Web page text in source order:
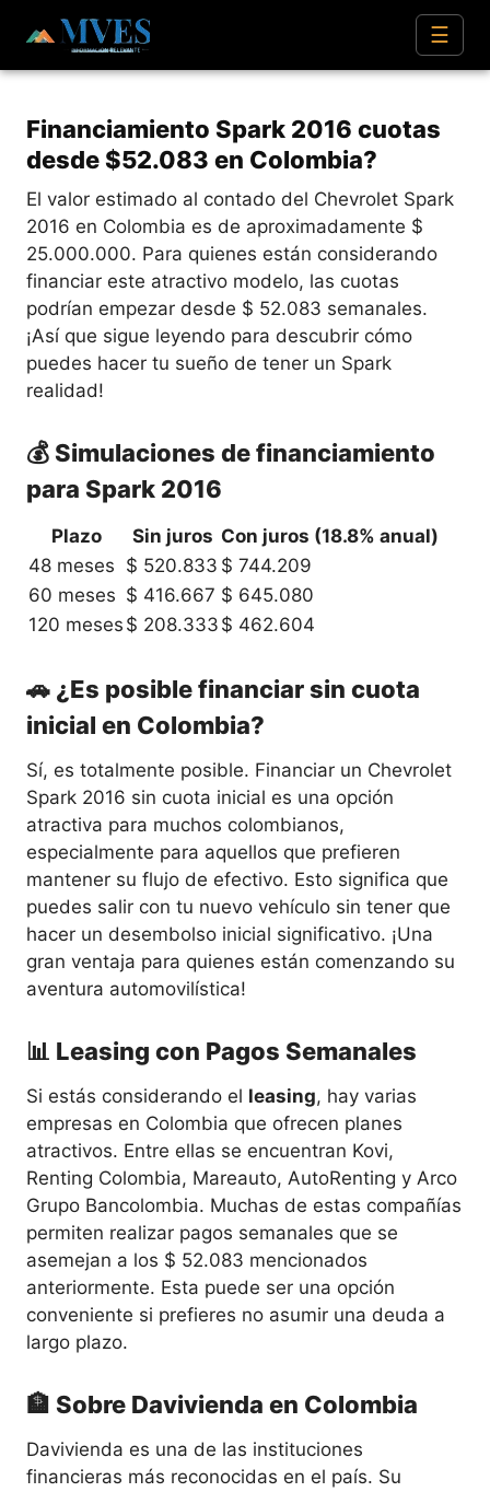
☰
Financiamiento Spark 2016 cuotas
desde $52.083 en Colombia?
El valor estimado al contado del Chevrolet Spark
2016 en Colombia es de aproximadamente $
25.000.000. Para quienes están considerando
financiar este atractivo modelo, las cuotas
podrían empezar desde $ 52.083 semanales.
¡Así que sigue leyendo para descubrir cómo
puedes hacer tu sueño de tener un Spark
realidad!
💰 Simulaciones de financiamiento
para Spark 2016
Plazo Sin juros Con juros (18.8% anual)
48 meses $ 520.833 $ 744.209
60 meses $ 416.667 $ 645.080
120 meses $ 208.333 $ 462.604
🚗 ¿Es posible financiar sin cuota
inicial en Colombia?
Sí, es totalmente posible. Financiar un Chevrolet
Spark 2016 sin cuota inicial es una opción
atractiva para muchos colombianos,
especialmente para aquellos que prefieren
mantener su flujo de efectivo. Esto significa que
puedes salir con tu nuevo vehículo sin tener que
hacer un desembolso inicial significativo. ¡Una
gran ventaja para quienes están comenzando su
aventura automovilística!
📊 Leasing con Pagos Semanales
Si estás considerando el leasing, hay varias
empresas en Colombia que ofrecen planes
atractivos. Entre ellas se encuentran Kovi,
Renting Colombia, Mareauto, AutoRenting y Arco
Grupo Bancolombia. Muchas de estas compañías
permiten realizar pagos semanales que se
asemejan a los $ 52.083 mencionados
anteriormente. Esta puede ser una opción
conveniente si prefieres no asumir una deuda a
largo plazo.
🏦 Sobre Davivienda en Colombia
Davivienda es una de las instituciones
financieras más reconocidas en el país. Su